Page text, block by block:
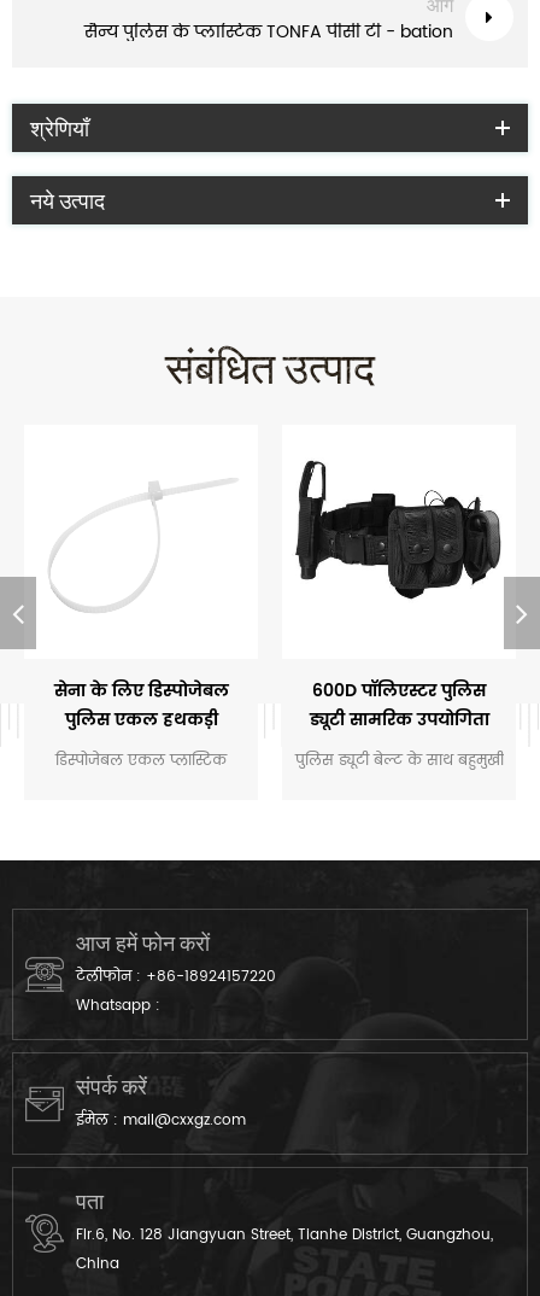
सैन्य पुलिस के प्लास्टिक TONFA पीसी टी - bation
श्रेणियाँ
नये उत्पाद
संबंधित उत्पाद
सेना के लिए डिस्पोजेबल
पुलिस एकल हथकड़ी
डिस्पोजेबल एकल प्लास्टिक
600D पॉलिएस्टर पुलिस
ड्यूटी सामरिक उपयोगिता
बेल्ट
पुलिस ड्यूटी बेल्ट के साथ बहुमुखी
आज हमें फोन करों
टेलीफोन : +86-18924157220
Whatsapp :
संपर्क करें
ईमेल : mail@cxxgz.com
पता
Flr.6, No. 128 Jiangyuan Street, Tianhe District, Guangzhou,
China